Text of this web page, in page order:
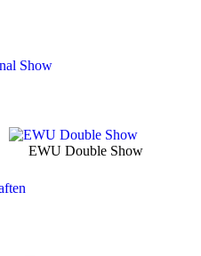
EWU Double Show